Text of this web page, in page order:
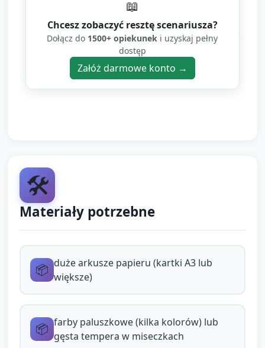
przy każdej stacji pomaga dzieciom):
Stacja A — Paluszkowe malowanie (ok.
7 minut per grupa)
kreski, spiralę. Dopowiadaj słowa:
„kropka!”, „kreseczka”, „duża
więcej czerwonego?”).
📖
Chcesz zobaczyć resztę scenariusza?
Dołącz do 1500+ opiekunek i uzyskaj pełny
dostęp
Załóż darmowe konto →
🛠️
Materiały potrzebne
📦 duże arkusze papieru (kartki A3 lub
większe)
📦 farby paluszkowe (kilka kolorów) lub
gęsta tempera w miseczkach